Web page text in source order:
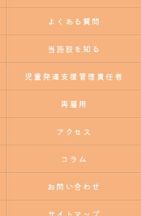
よくある質問
当施設を知る
児童発達支援管理責任者
再雇用
アクセス
コラム
お問い合わせ